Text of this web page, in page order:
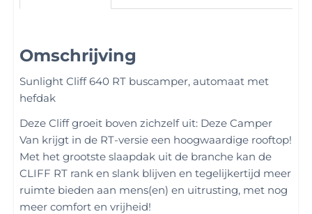
Omschrijving
Sunlight Cliff 640 RT buscamper, automaat met
hefdak
Deze Cliff groeit boven zichzelf uit: Deze Camper
Van krijgt in de RT-versie een hoogwaardige rooftop!
Met het grootste slaapdak uit de branche kan de
CLIFF RT rank en slank blijven en tegelijkertijd meer
ruimte bieden aan mens(en) en uitrusting, met nog
meer comfort en vrijheid!